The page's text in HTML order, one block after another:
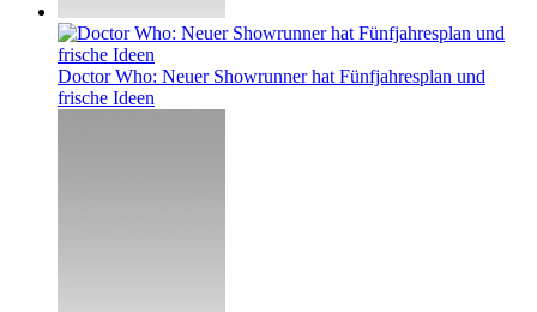
Doctor Who: Neuer Showrunner hat Fünfjahresplan und
frische Ideen